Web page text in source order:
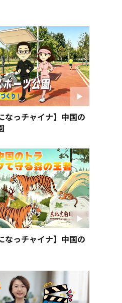
なっチャイナ】中国の
なっチャイナ】中国の